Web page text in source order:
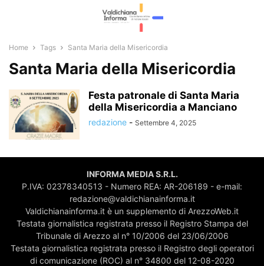
Home Tags Santa Maria della Misericordia
Santa Maria della Misericordia
Festa patronale di Santa Maria
della Misericordia a Manciano
redazione - Settembre 4, 2025
INFORMA MEDIA S.R.L.
P.IVA: 02378340513 - Numero REA: AR-206189 - e-mail:
redazione@valdichianainforma.it
Valdichianainforma.it è un supplemento di ArezzoWeb.it
Testata giornalistica registrata presso il Registro Stampa del
Tribunale di Arezzo al n° 10/2006 del 23/06/2006
Testata giornalistica registrata presso il Registro degli operatori
di comunicazione (ROC) al n° 34800 del 12-08-2020